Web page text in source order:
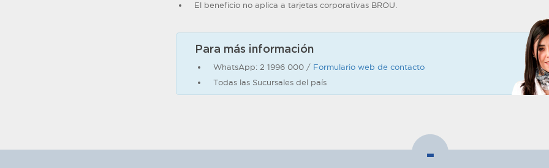
El beneficio no aplica a tarjetas corporativas BROU.
Para más información
WhatsApp: 2 1996 000 / Formulario web de contacto
Todas las Sucursales del país
-